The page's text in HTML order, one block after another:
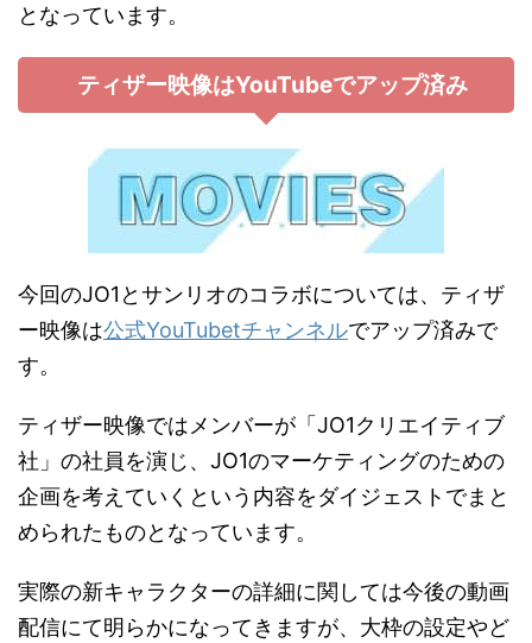
となっています。
ティザー映像はYouTubeでアップ済み
今回のJO1とサンリオのコラボについては、ティザ
ー映像は公式YouTubetチャンネルでアップ済みで
す。
ティザー映像ではメンバーが「JO1クリエイティブ
社」の社員を演じ、JO1のマーケティングのための
企画を考えていくという内容をダイジェストでまと
められたものとなっています。
実際の新キャラクターの詳細に関しては今後の動画
配信にて明らかになってきますが、大枠の設定やど